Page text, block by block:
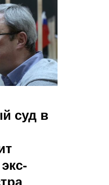
суд в